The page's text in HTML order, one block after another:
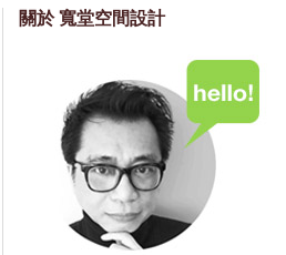
關於 寬堂空間設計